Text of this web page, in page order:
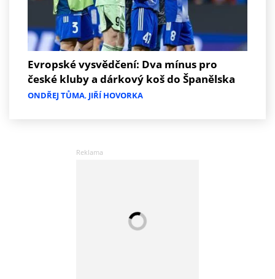
Evropské vysvědčení: Dva mínus pro
české kluby a dárkový koš do Španělska
ONDŘEJ TŮMA, JIŘÍ HOVORKA